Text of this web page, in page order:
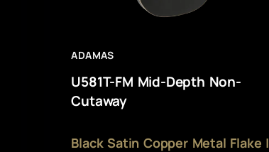
ADAMAS
U581T-FM Mid-Depth Non-
Cutaway
Black Satin Copper Metal Flake |